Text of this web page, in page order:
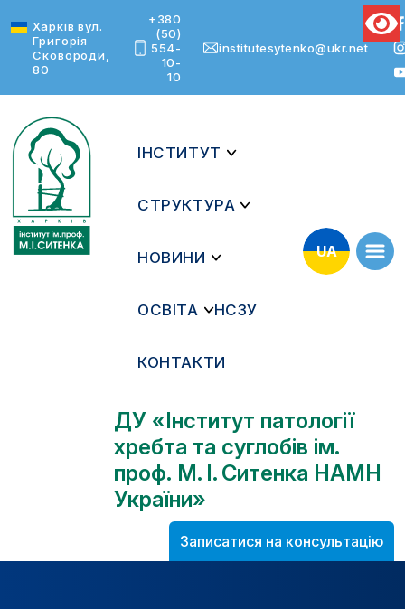
Text Size
Харків вул.
Григорія
Сковороди,
80
+380
(50)
554-
10-
10
institutesytenko@ukr.net
ІНСТИТУТ
СТРУКТУРА
НОВИНИ
ОСВІТА НСЗУ
КОНТАКТИ
UA
ДУ «Інститут патології
хребта та суглобів ім.
проф. М. І. Ситенка НАМН
України»
Записатися на консультацію